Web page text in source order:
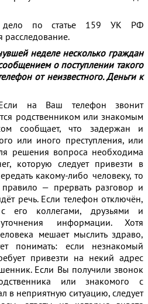
дело по статье 159 УК РФ
расследование.
неделе несколько граждан
о поступлении такого
от неизвестного. Деньги к
на Ваш телефон звонит
родственником или знакомым
сообщает, что задержан и
или иного преступления, или
решения вопроса необходима
которую следует привезти в
какому-либо человеку, то
— прервать разговор и
речь. Если телефон отключён,
с его коллегами, друзьями и
информации. Хотя
мешает мыслить здраво,
понимать: если незнакомый
привезти на некий адрес
Если Вы получили звонок
или знакомого с
в неприятную ситуацию, следует